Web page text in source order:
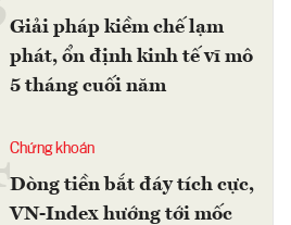
Giải pháp kiềm chế lạm
phát, ổn định kinh tế vĩ mô
5 tháng cuối năm
4Chứng khoán
Dòng tiền bắt đáy tích cực,
VN-Index hướng tới mốc